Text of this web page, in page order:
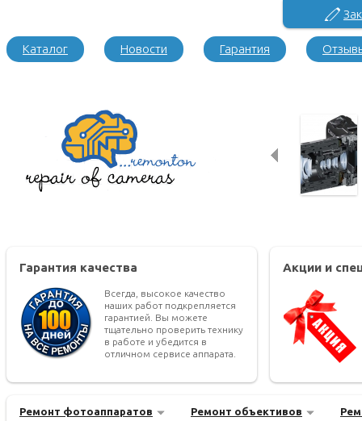
Каталог Новости Гарантия
Гарантия качества
Всегда, высокое качество
наших работ подкрепляется
гарантией. Вы можете
тщательно проверить технику
в работе и убедится в
отличном сервисе аппарата.
Акции и
Ремонт фотоаппаратов Ремонт объективов